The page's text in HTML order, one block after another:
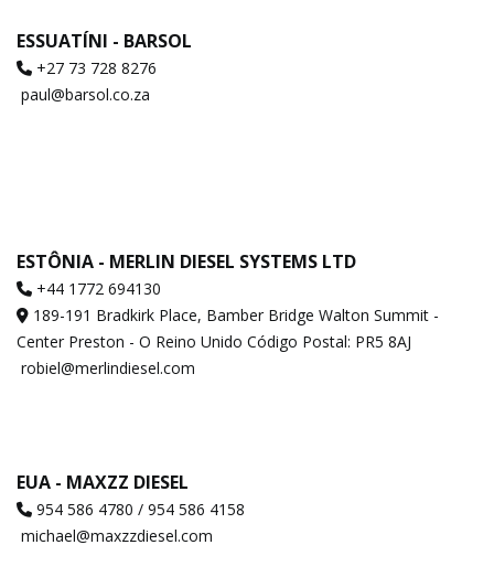
ESSUATÍNI - BARSOL
+27 73 728 8276
paul@barsol.co.za
ESTÔNIA - MERLIN DIESEL SYSTEMS LTD
+44 1772 694130
189-191 Bradkirk Place, Bamber Bridge Walton Summit -
Center Preston - O Reino Unido Código Postal: PR5 8AJ
robiel@merlindiesel.com
EUA - MAXZZ DIESEL
954 586 4780 / 954 586 4158
michael@maxzzdiesel.com